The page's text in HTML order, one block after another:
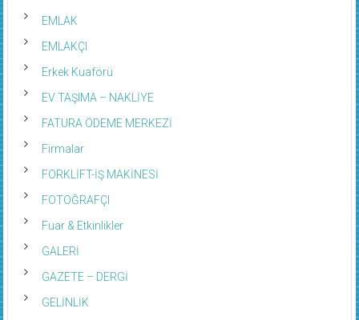
EMLAK
EMLAKÇI
Erkek Kuaförü
EV TAŞIMA – NAKLİYE
FATURA ÖDEME MERKEZİ
Firmalar
FORKLİFT-İŞ MAKİNESİ
FOTOĞRAFÇI
Fuar & Etkinlikler
GALERİ
GAZETE – DERGİ
GELİNLİK